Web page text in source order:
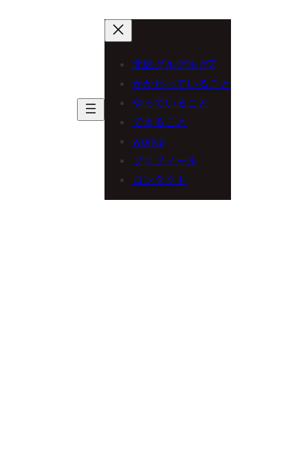
北区グルグルグZ
かかわっていること
やっていること
できること
works
プロフィール
コンタクト